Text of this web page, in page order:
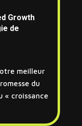
Growth
de
meilleur
du
« croissance